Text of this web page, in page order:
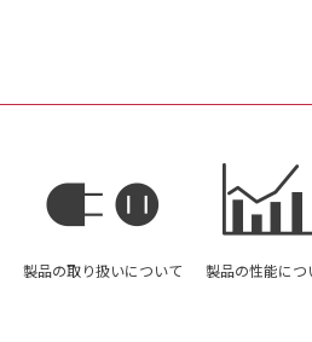
製品の取り扱いについて 製品の性能につ